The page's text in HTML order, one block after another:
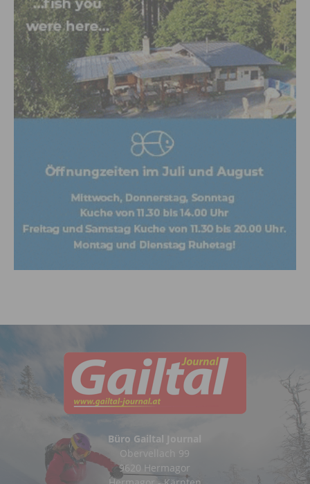
Büro Gailtal Journal
Obervellach 99
9620 Hermagor